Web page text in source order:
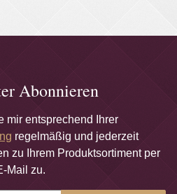
Abonnieren
mir entsprechend Ihrer
regelmäßig und jederzeit
zu Ihrem Produktsortiment per
Mail zu.